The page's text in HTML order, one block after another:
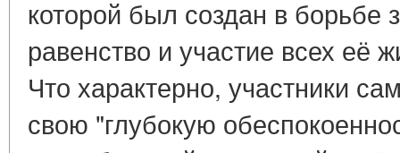
которой был создан в борьбе
равенство и участие всех её
Что характерно, участники
свою "глубокую